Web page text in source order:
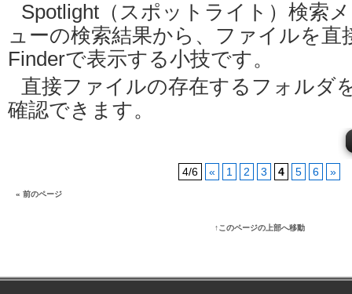
Spotlight（スポットライト）検索
ューの検索結果から、ファイルを直
Finderで表示する小技です。
直接ファイルの存在するフォルダ
確認できます。
4/6 « 1 2 3 4 5 6 »
« 前のページ
↑このページの上部へ移動